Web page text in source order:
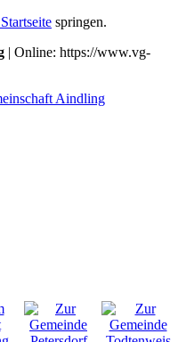
springen.
| Online: https://www.vg-